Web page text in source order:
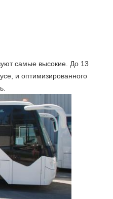
самые высокие. До 13
и оптимизированного